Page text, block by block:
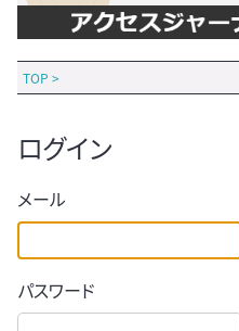
TOP >
ログイン
メール
パスワード